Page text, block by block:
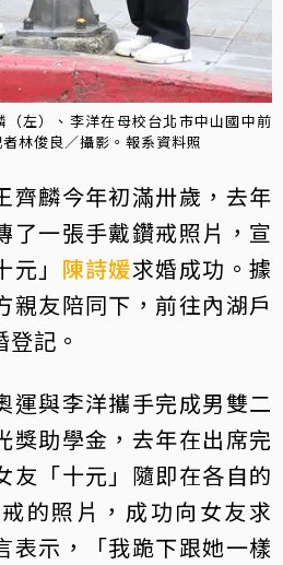
左）、李洋在母校台北市中山國中前
林俊良／攝影。報系資料照
齊麟今年初滿卅歲，去年
了一張手戴鑽戒照片，宣
」 陳詩媛求婚成功。據
親友陪同下，前往內湖戶
記。
運與李洋攜手完成男雙二
獎助學金，去年在出席完
友「十元」隨即在各自的
的照片，成功向女友求
表示，「我跪下跟她一樣